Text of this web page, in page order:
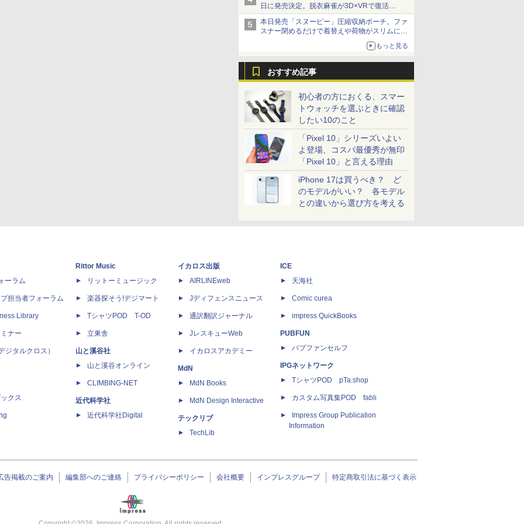
日に発売決定。脱衣麻雀が3D×VRで復活
発売から2週間は20%オフになるセールが実施
本日発売「スヌーピー」圧縮収納ポーチ。ファ
スナー閉めるだけで着替えや荷物がスリムにま
もっと見る
おすすめ記事
初心者の方におくる、スマー
トウォッチを選ぶときに確認
したい10のこと
「Pixel 10」シリーズいよい
よ登場、コスパ最優秀が無印
「Pixel 10」と言える理由
iPhone 17は買うべき？ ど
のモデルがいい？ 各モデル
との違いから選び方を考える
ーラム
担当者フォーラム
Library
ナー
ジタルクロス）
クス
Rittor Music
リットーミュージック
楽器探そう!デジマート
TシャツPOD T-OD
立東舎
山と溪谷社
山と溪谷オンライン
CLIMBING-NET
近代科学社
近代科学社Digital
イカロス出版
AIRLINEweb
Jディフェンスニュース
通訳翻訳ジャーナル
JレスキューWeb
イカロスアカデミー
MdN
MdN Books
MdN Design Interactive
テックリブ
TechLib
ICE
天海社
Comic curea
impress QuickBooks
PUBFUN
パブファンセルフ
IPGネットワーク
TシャツPOD pTa.shop
カスタム写真集POD fabli
Impress Group Publication
Information
告掲載のご案内 編集部へのご連絡 プライバシーポリシー 会社概要 インプレスグループ 特定商取引法に基づく表示